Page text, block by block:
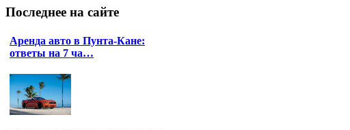
Последнее на сайте
Аренда авто в Пунта-Кане:
ответы на 7 ча…